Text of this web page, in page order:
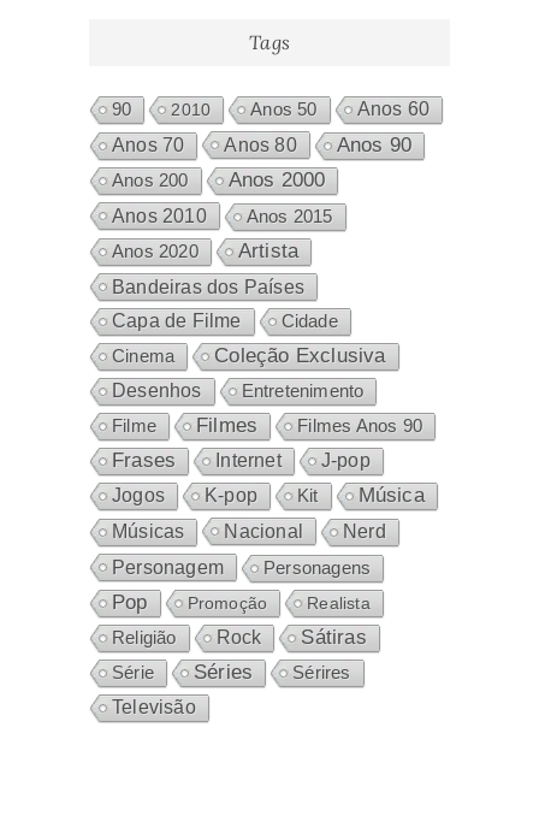
Tags
90 2010 Anos 50
Anos 60
Anos 70
Anos 80 Anos 90
Anos 200 Anos 2000
Anos 2010 Anos 2015
Anos 2020 Artista
Bandeiras dos Países
Capa de Filme
Cidade
Cinema
Coleção Exclusiva
Desenhos
Entretenimento
Filme
Filmes Filmes Anos 90
Frases Internet
J-pop
Jogos
K-pop Kit Música
Músicas Nacional Nerd
Personagem Personagens
Pop Promoção
Realista
Religião
Rock Sátiras
Série Séries
Sérires
Televisão